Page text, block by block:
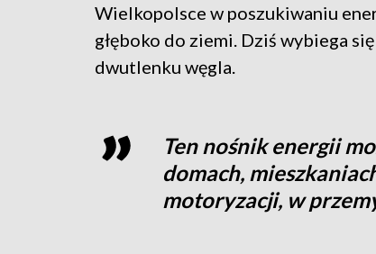
Wielkopolsce w poszukiwaniu
głęboko do ziemi. Dziś wybiega
dwutlenku węgla.
Ten nośnik energii
domach,
motoryzacji, w